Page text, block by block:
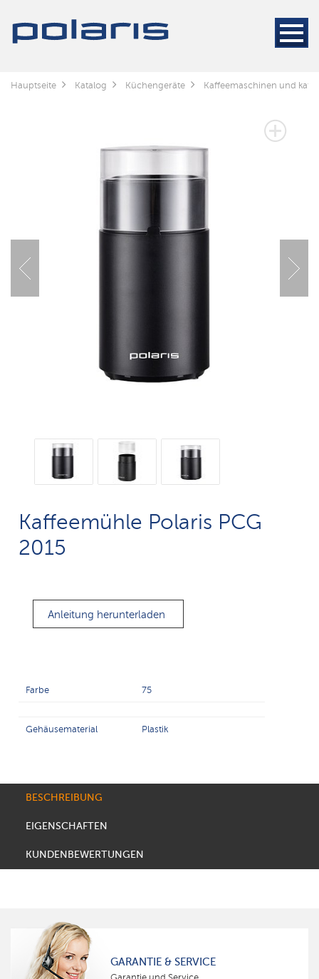
Hauptseite Katalog Küchengeräte Kaffeemaschinen und
Kaffeemühle Polaris PCG
2015
Anleitung herunterladen
Farbe 75
Gehäusematerial Plastik
BESCHREIBUNG
EIGENSCHAFTEN
KUNDENBEWERTUNGEN
GARANTIE & SERVICE